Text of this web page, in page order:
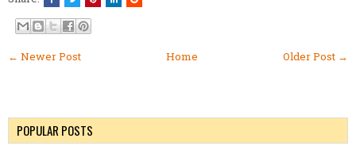
← Newer Post Older Post →
Home
POPULAR POSTS